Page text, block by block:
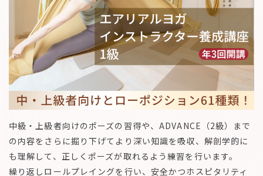
中級・上級者向けのポーズの習得や、ADVANCE（2級）まで
の内容をさらに掘り下げてより深い知識を吸収、解剖学的に
も理解して、正しくポーズが取れるよう練習を行います。
繰り返しロールプレイングを行い、安全かつホスピタリティ